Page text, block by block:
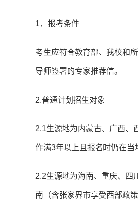
1．报考条件
考生应符合教育部、我校和
导师签署的专家推荐信。
2.普通计划招生对象
2.1生源地为内蒙古、广西、
作满3年以上且报名时仍在当
2.2生源地为海南、重庆、四
南（含张家界市享受西部政